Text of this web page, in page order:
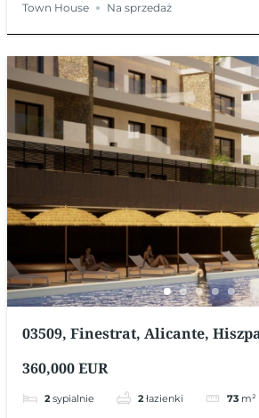
Town House Na sprzedaż
03509, Finestrat, Alicante,
360,000 EUR
2 sypialnie 2 łazienki 73 m²